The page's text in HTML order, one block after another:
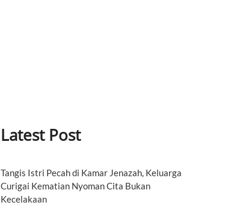
Latest Post
Tangis Istri Pecah di Kamar Jenazah, Keluarga
Curigai Kematian Nyoman Cita Bukan
Kecelakaan